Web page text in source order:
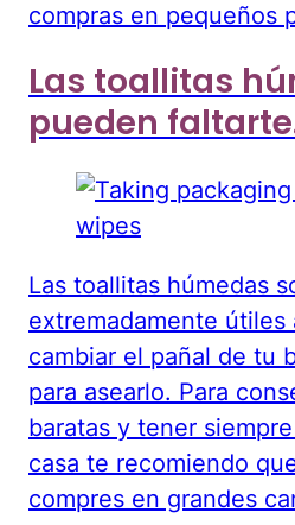
compras en pequeños
Las toallitas
pueden
Las toallitas húmedas
extremadamente útiles
cambiar el pañal de tu
para asearlo. Para
baratas y tener
casa te recomiendo
compres en grandes